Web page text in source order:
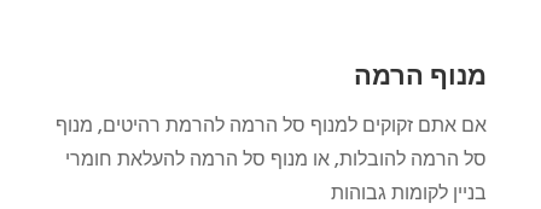
מנוף הרמה
אם אתם זקוקים למנוף סל הרמה להרמת רהיטים, מנוף
סל הרמה להובלות, או מנוף סל הרמה להעלאת חומרי
בניין לקומות גבוהות